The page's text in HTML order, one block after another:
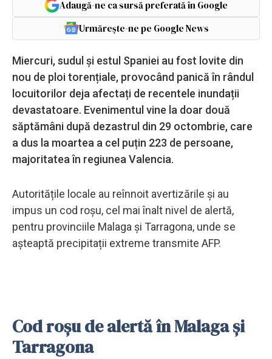
Adaugă-ne ca sursă preferată în Google
Urmărește-ne pe Google News
Miercuri, sudul și estul Spaniei au fost lovite din
nou de ploi torențiale, provocând panică în rândul
locuitorilor deja afectați de recentele inundații
devastatoare. Evenimentul vine la doar două
săptămâni după dezastrul din 29 octombrie, care
a dus la moartea a cel puțin 223 de persoane,
majoritatea în regiunea Valencia.
Autoritățile locale au reînnoit avertizările și au
impus un cod roșu, cel mai înalt nivel de alertă,
pentru provinciile Malaga și Tarragona, unde se
așteaptă precipitații extreme transmite AFP.
Cod roșu de alertă în Malaga și
Tarragona